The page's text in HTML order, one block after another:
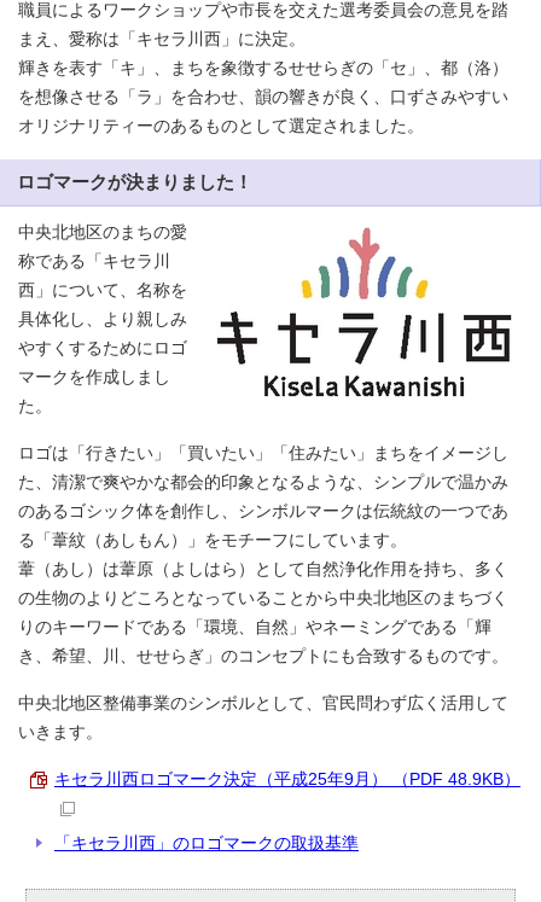
職員によるワークショップや市長を交えた選考委員会の意見を踏
まえ、愛称は「キセラ川西」に決定。
輝きを表す「キ」、まちを象徴するせせらぎの「セ」、都（洛）
を想像させる「ラ」を合わせ、韻の響きが良く、口ずさみやすい
オリジナリティーのあるものとして選定されました。
ロゴマークが決まりました！
中央北地区のまちの愛
称である「キセラ川
西」について、名称を
具体化し、より親しみ
やすくするためにロゴ
マークを作成しまし
た。
ロゴは「行きたい」「買いたい」「住みたい」まちをイメージし
た、清潔で爽やかな都会的印象となるような、シンプルで温かみ
のあるゴシック体を創作し、シンボルマークは伝統紋の一つであ
る「葦紋（あしもん）」をモチーフにしています。
葦（あし）は葦原（よしはら）として自然浄化作用を持ち、多く
の生物のよりどころとなっていることから中央北地区のまちづく
りのキーワードである「環境、自然」やネーミングである「輝
き、希望、川、せせらぎ」のコンセプトにも合致するものです。
中央北地区整備事業のシンボルとして、官民問わず広く活用して
いきます。
キセラ川西ロゴマーク決定（平成25年9月） （PDF 48.9KB）
「キセラ川西」のロゴマークの取扱基準